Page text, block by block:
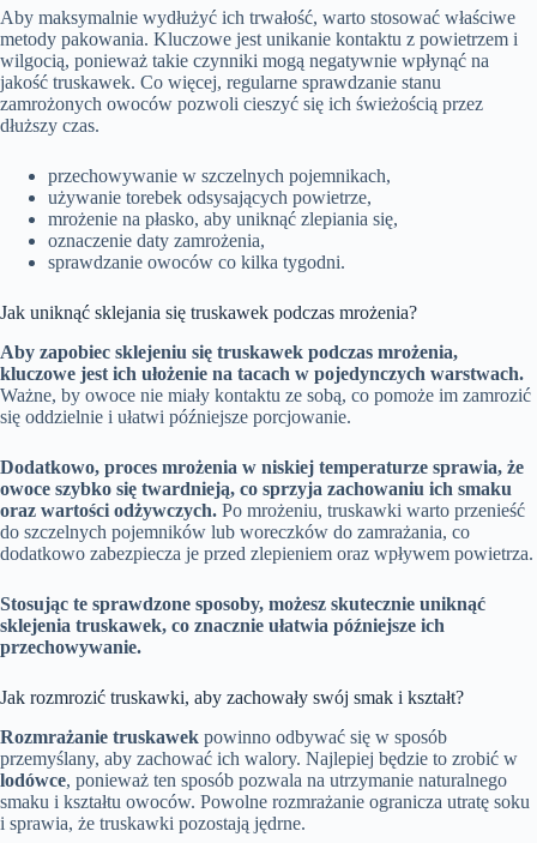
Aby maksymalnie wydłużyć ich trwałość, warto stosować właściwe
metody pakowania. Kluczowe jest unikanie kontaktu z powietrzem i
wilgocią, ponieważ takie czynniki mogą negatywnie wpłynąć na
jakość truskawek. Co więcej, regularne sprawdzanie stanu
zamrożonych owoców pozwoli cieszyć się ich świeżością przez
dłuższy czas.
przechowywanie w szczelnych pojemnikach,
używanie torebek odsysających powietrze,
mrożenie na płasko, aby uniknąć zlepiania się,
oznaczenie daty zamrożenia,
sprawdzanie owoców co kilka tygodni.
Jak uniknąć sklejania się truskawek podczas mrożenia?
Aby zapobiec sklejeniu się truskawek podczas mrożenia,
kluczowe jest ich ułożenie na tacach w pojedynczych warstwach.
Ważne, by owoce nie miały kontaktu ze sobą, co pomoże im zamrozić
się oddzielnie i ułatwi późniejsze porcjowanie.
Dodatkowo, proces mrożenia w niskiej temperaturze sprawia, że
owoce szybko się twardnieją, co sprzyja zachowaniu ich smaku
oraz wartości odżywczych. Po mrożeniu, truskawki warto przenieść
do szczelnych pojemników lub woreczków do zamrażania, co
dodatkowo zabezpiecza je przed zlepieniem oraz wpływem powietrza.
Stosując te sprawdzone sposoby, możesz skutecznie uniknąć
sklejenia truskawek, co znacznie ułatwia późniejsze ich
przechowywanie.
Jak rozmrozić truskawki, aby zachowały swój smak i kształt?
Rozmrażanie truskawek powinno odbywać się w sposób
przemyślany, aby zachować ich walory. Najlepiej będzie to zrobić w
lodówce, ponieważ ten sposób pozwala na utrzymanie naturalnego
smaku i kształtu owoców. Powolne rozmrażanie ogranicza utratę soku
i sprawia, że truskawki pozostają jędrne.